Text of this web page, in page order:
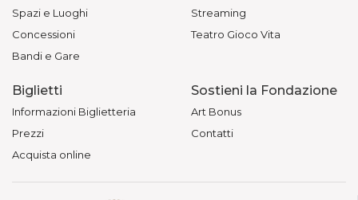
Spazi e Luoghi
Concessioni
Bandi e Gare
Streaming
Teatro Gioco Vita
Biglietti
Informazioni Biglietteria
Prezzi
Acquista online
Sostieni la Fondazione
Art Bonus
Contatti